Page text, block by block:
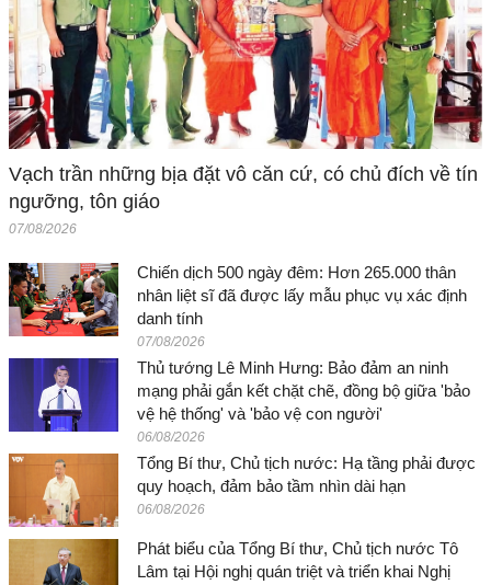
Vạch trần những bịa đặt vô căn cứ, có chủ đích về tín
ngưỡng, tôn giáo
07/08/2026
Chiến dịch 500 ngày đêm: Hơn 265.000 thân
nhân liệt sĩ đã được lấy mẫu phục vụ xác định
danh tính
07/08/2026
Thủ tướng Lê Minh Hưng: Bảo đảm an ninh
mạng phải gắn kết chặt chẽ, đồng bộ giữa 'bảo
vệ hệ thống' và 'bảo vệ con người'
06/08/2026
Tổng Bí thư, Chủ tịch nước: Hạ tầng phải được
quy hoạch, đảm bảo tầm nhìn dài hạn
06/08/2026
Phát biểu của Tổng Bí thư, Chủ tịch nước Tô
Lâm tại Hội nghị quán triệt và triển khai Nghị